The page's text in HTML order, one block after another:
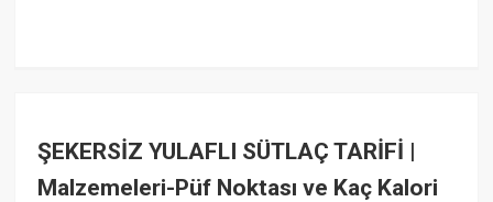
ŞEKERSİZ YULAFLI SÜTLAÇ TARİFİ |
Malzemeleri-Püf Noktası ve Kaç Kalori